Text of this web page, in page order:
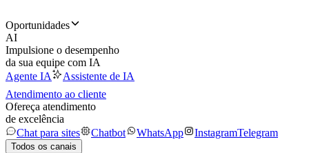
Oportunidades
AI
Impulsione o desempenho
da sua equipe com IA
Agente IA
Assistente de IA
Atendimento ao cliente
Ofereça atendimento
de excelência
Chat para sites
Chatbot WhatsApp InstagramTelegram
Todos os canais